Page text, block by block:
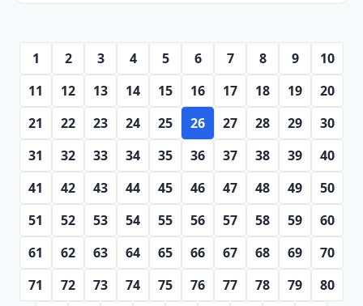
1 2 3 4 5 6 7 8 9
10
11
12 13 14 15 16 17 18 19
20
21
22 23 24 25 26 27 28 29
30
31
32 33 34 35 36 37 38 39
40
41
42 43 44 45 46 47 48 49
50
51
52 53 54 55 56 57 58 59
60
61
62 63 64 65 66 67 68 69
70
71
72 73 74 75 76 77 78 79
80